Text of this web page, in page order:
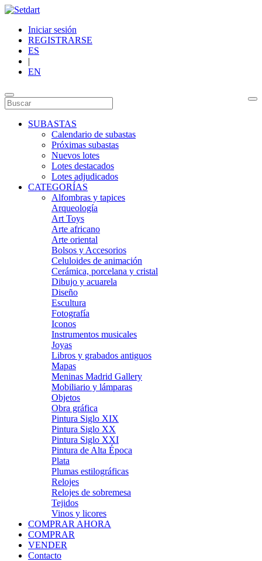
Iniciar sesión
REGISTRARSE
ES
|
EN
SUBASTAS
Calendario de subastas
Próximas subastas
Nuevos lotes
Lotes destacados
Lotes adjudicados
CATEGORÍAS
Alfombras y tapices
Arqueología
Art Toys
Arte africano
Arte oriental
Bolsos y Accesorios
Celuloides de animación
Cerámica, porcelana y cristal
Dibujo y acuarela
Diseño
Escultura
Fotografía
Iconos
Instrumentos musicales
Joyas
Libros y grabados antiguos
Mapas
Meninas Madrid Gallery
Mobiliario y lámparas
Objetos
Obra gráfica
Pintura Siglo XIX
Pintura Siglo XX
Pintura Siglo XXI
Pintura de Alta Época
Plata
Plumas estilográficas
Relojes
Relojes de sobremesa
Tejidos
Vinos y licores
COMPRAR AHORA
COMPRAR
VENDER
Contacto